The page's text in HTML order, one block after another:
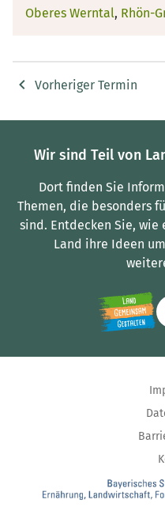
Oberes Werntal, Rhön-
Vorheriger Termin
Wir sind Teil von
Dort finden Sie
Themen, die besonders
sind. Entdecken Sie, wie
Land ihre Ideen